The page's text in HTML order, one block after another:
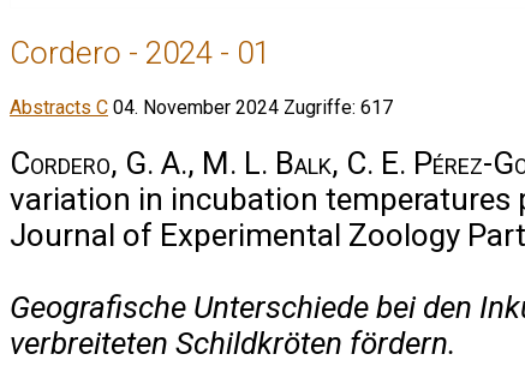
Cordero - 2024 - 01
Abstracts C 04. November 2024 Zugriffe: 617
Cordero, G. A., M. L. Balk, C. E. Pérez-
variation in incubation
Journal of Experimental Zoology
Geografische Unterschiede bei den
verbreiteten Schildkröten fördern.